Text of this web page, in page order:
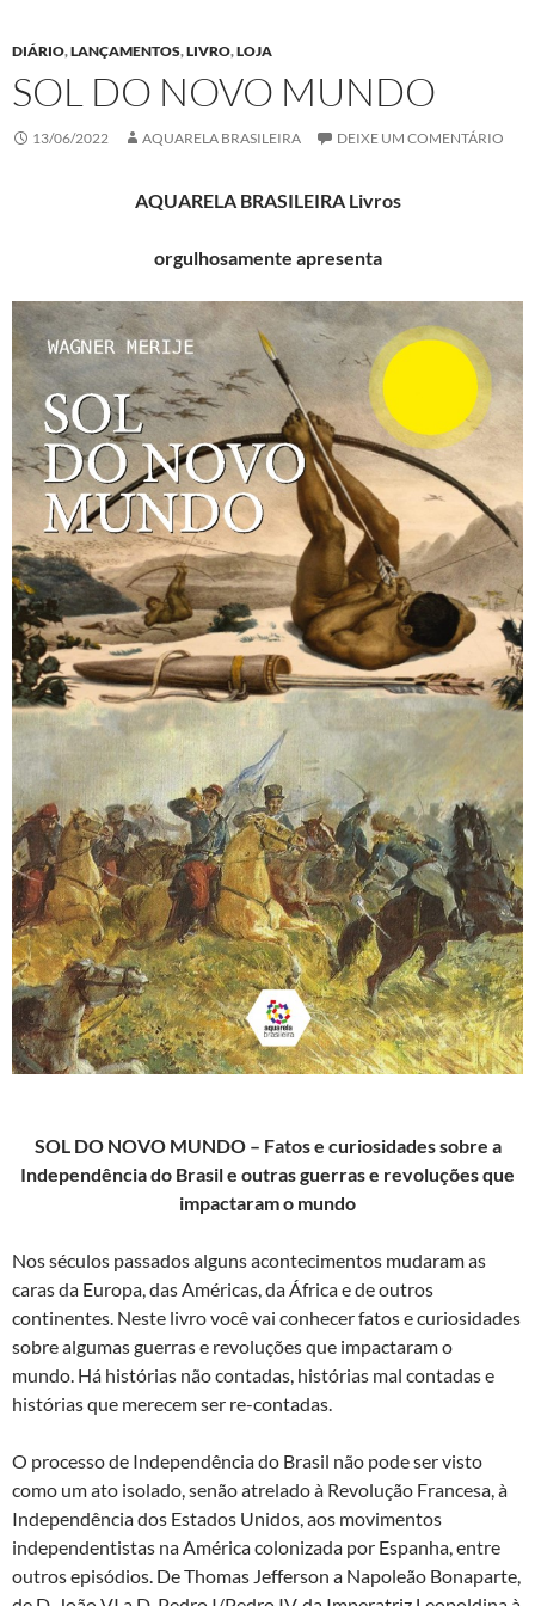
DIÁRIO,LANÇAMENTOS,LIVRO,LOJA
SOL DO NOVO MUNDO
13/06/2022 AQUARELA BRASILEIRA DEIXE UM COMENTÁRIO
AQUARELA BRASILEIRA Livros
orgulhosamente apresenta
SOL DO NOVO MUNDO– Fatos e curiosidades sobre a
Independência do Brasil e outras guerras e revoluções que
impactaram o mundo
Nos séculos passados alguns acontecimentos mudaram as
caras da Europa, das Américas, da África e de outros
continentes. Neste livro você vai conhecer fatos e curiosidades
sobre algumas guerras e revoluções que impactaram o
mundo. Há histórias não contadas, histórias mal contadas e
histórias que merecem ser re-contadas.
O processo de Independência do Brasil não pode ser visto
como um ato isolado, senão atrelado à Revolução Francesa, à
Independência dos Estados Unidos, aos movimentos
independentistas na América colonizada por Espanha, entre
outros episódios. De Thomas Jefferson a Napoleão Bonaparte,